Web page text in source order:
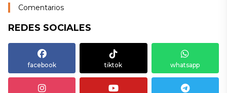
Comentarios
REDES SOCIALES
facebook tiktok whatsapp